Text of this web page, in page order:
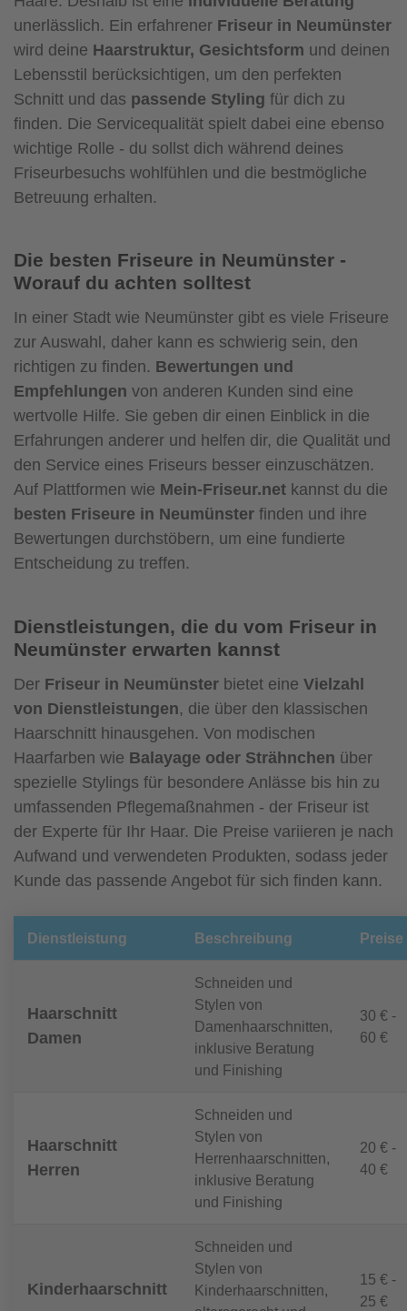
unerlässlich. Ein erfahrener Friseur in Neumünster
wird deine Haarstruktur, Gesichtsform und deinen
Lebensstil berücksichtigen, um den perfekten
Schnitt und das passende Styling für dich zu
finden. Die Servicequalität spielt dabei eine ebenso
wichtige Rolle - du sollst dich während deines
Friseurbesuchs wohlfühlen und die bestmögliche
Betreuung erhalten.
Die besten Friseure in Neumünster -
Worauf du achten solltest
In einer Stadt wie Neumünster gibt es viele Friseure
zur Auswahl, daher kann es schwierig sein, den
richtigen zu finden. Bewertungen und
Empfehlungen von anderen Kunden sind eine
wertvolle Hilfe. Sie geben dir einen Einblick in die
Erfahrungen anderer und helfen dir, die Qualität und
den Service eines Friseurs besser einzuschätzen.
Auf Plattformen wie Mein-Friseur.net kannst du die
besten Friseure in Neumünster finden und ihre
Bewertungen durchstöbern, um eine fundierte
Entscheidung zu treffen.
Dienstleistungen, die du vom Friseur in
Neumünster erwarten kannst
Der Friseur in Neumünster bietet eine Vielzahl
von Dienstleistungen, die über den klassischen
Haarschnitt hinausgehen. Von modischen
Haarfarben wie Balayage oder Strähnchen über
spezielle Stylings für besondere Anlässe bis hin zu
umfassenden Pflegemaßnahmen - der Friseur ist
der Experte für Ihr Haar. Die Preise variieren je nach
Aufwand und verwendeten Produkten, sodass jeder
Kunde das passende Angebot für sich finden kann.
Dienstleistung Beschreibung Preise
Haarschnitt
Damen
Schneiden und
Stylen von
Damenhaarschnitten,
inklusive Beratung
und Finishing
30 € -
60 €
Haarschnitt
Herren
Schneiden und
Stylen von
Herrenhaarschnitten,
inklusive Beratung
und Finishing
20 € -
40 €
Kinderhaarschnitt
Schneiden und
Stylen von
Kinderhaarschnitten,
15 € -
25 €